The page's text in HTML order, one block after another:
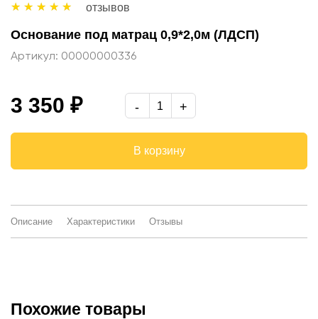
отзывов
Основание под матрац 0,9*2,0м (ЛДСП)
Артикул: 00000000336
3 350 ₽
В корзину
Описание Характеристики Отзывы
Похожие товары